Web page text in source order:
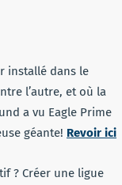
installé dans le
l’autre, et où la
a vu Eagle Prime
géante! Revoir ici
? Créer une ligue